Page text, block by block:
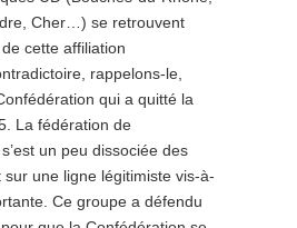
Cher…) se retrouvent
cette affiliation
rappe­lons-le,
qui a quitté la
La fédération de
un peu dissociée des
une ligne légitimiste vis-à-
Ce groupe a défendu